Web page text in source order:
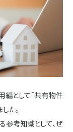
として「共有物件
た。
参考知識として、ぜ